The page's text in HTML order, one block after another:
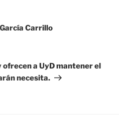
Carrillo
ofrecen a UyD mantener el
necesita.